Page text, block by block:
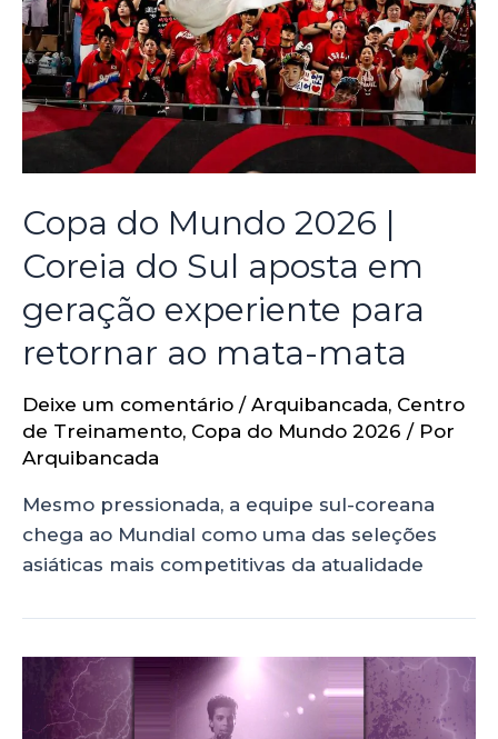
Copa do Mundo 2026 |
Coreia do Sul aposta em
geração experiente para
retornar ao mata-mata
Deixe um comentário / Arquibancada, Centro
de Treinamento, Copa do Mundo 2026 / Por
Arquibancada
Mesmo pressionada, a equipe sul-coreana
chega ao Mundial como uma das seleções
asiáticas mais competitivas da atualidade